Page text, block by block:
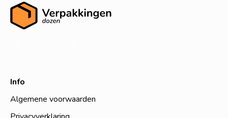
Info
Algemene voorwaarden